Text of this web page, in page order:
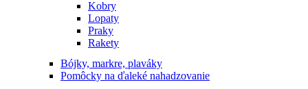
Kobry
Lopaty
Praky
Rakety
Bójky, markre, plaváky
Pomôcky na ďaleké nahadzovanie